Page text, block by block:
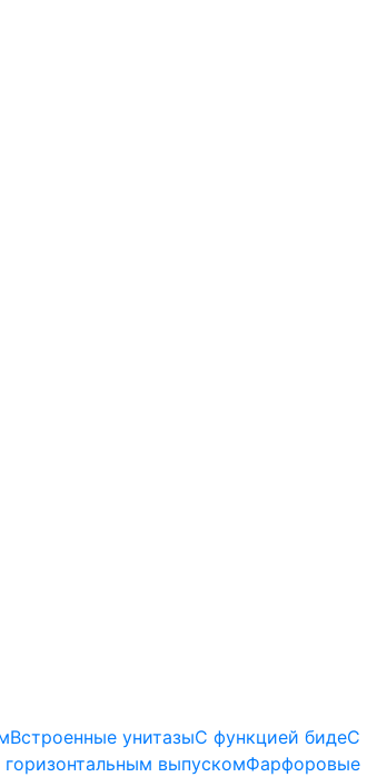
Встроенные унитазыС функцией бидеС
горизонтальным выпускомФарфоровые